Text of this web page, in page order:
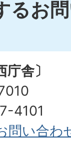
るお
舎〕
4101
問い合わ